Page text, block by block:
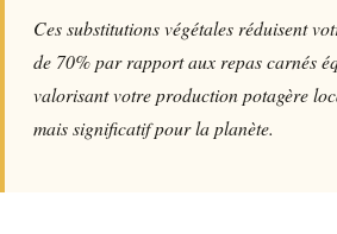
Ces substitutions végétales réduisent
de 70% par rapport aux repas carnés
valorisant votre production potagère
mais significatif pour la planète.